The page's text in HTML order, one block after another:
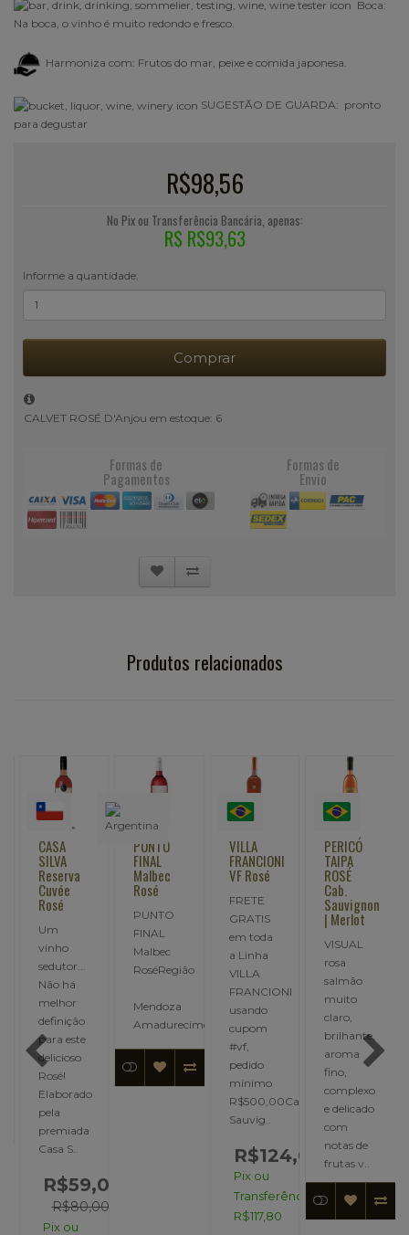
Boca:
Na boca, o vinho é muito redondo e fresco.
Harmoniza com: Frutos do mar, peixe e comida japonesa.
SUGESTÃO DE GUARDA: pronto
para degustar
R$98,56
No Pix ou Transferência Bancária, apenas:
R$ R$93,63
Informe a quantidade:
Comprar
CALVET ROSÉ D'Anjou em estoque: 6
Formas de
Pagamentos
Formas de
Envio
Produtos relacionados
CASA
SILVA
Reserva
Cuvée
Rosé
Um
vinho
sedutor...
Não há
melhor
definição
para este
delicioso
Rosé!
Elaborado
pela
premiada
Casa S..
R$59,00
R$80,00
Pix ou
PUNTO
FINAL
Malbec
Rosé
PUNTO
FINAL
Malbec
RoséRegião
Mendoza
Amadurecimen..
VILLA
FRANCIONI
VF Rosé
FRETE
GRATIS
em toda
a Linha
VILLA
FRANCIONI
usando
cupom
#vf,
pedido
mínimo
R$500,00Cabernet
Sauvig..
R$124,00
Pix ou
Transferência:
R$117,80
PERICÓ
TAIPA
ROSÉ
Cab.
Sauvignon
| Merlot
VISUAL
rosa
salmão
muito
claro,
brilhante,
aroma
fino,
complexo
e delicado
com
notas de
frutas v..